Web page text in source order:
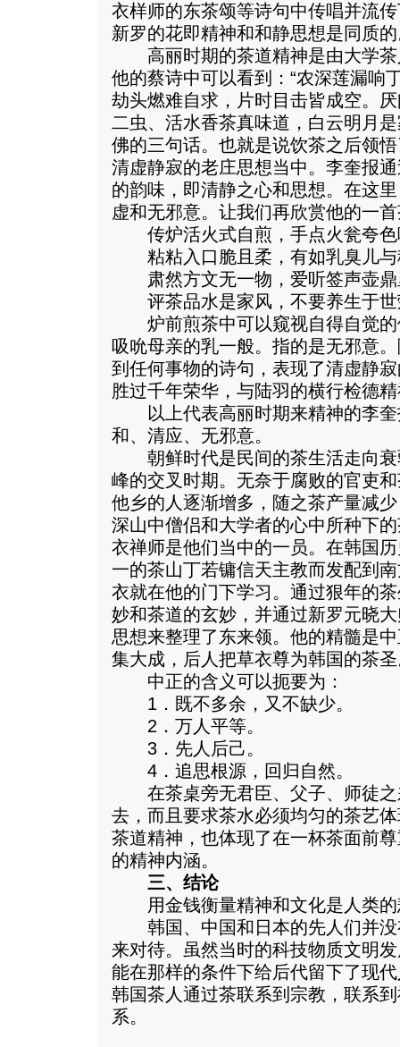
衣样师的东茶颂等诗句中传唱并流
新罗的花即精神和和静思想是同质
高丽时期的茶道精神是由大学茶
他的蔡诗中可以看到：“农深莲漏响
劫头燃难自求，片时目击皆成空。
二虫、活水香茶真味道，白云明月
佛的三句话。也就是说饮茶之后领
清虚静寂的老庄思想当中。李奎报
的韵味，即清静之心和思想。在这
虚和无邪意。让我们再欣赏他的一
传炉活火式自煎，手点火瓮夸色
粘粘入口脆且柔，有如乳臭儿与
肃然方文无一物，爱听签声壶鼎
评茶品水是家风，不要养生于世
炉前煎茶中可以窥视自得自觉的
吸吮母亲的乳一般。指的是无邪意
到任何事物的诗句，表现了清虚静
胜过千年荣华，与陆羽的横行检德
以上代表高丽时期来精神的李奎
和、清应、无邪意。
朝鲜时代是民间的茶生活走向衰
峰的交叉时期。无奈于腐败的官吏
他乡的人逐渐增多，随之茶产量减
深山中僧侣和大学者的心中所种下
衣禅师是他们当中的一员。在韩国
一的茶山丁若镛信天主教而发配到
衣就在他的门下学习。通过狠年的
妙和茶道的玄妙，并通过新罗元晓
思想来整理了东来领。他的精髓是
集大成，后人把草衣尊为韩国的茶
中正的含义可以扼要为：
1．既不多余，又不缺少。
2．万人平等。
3．先人后己。
4．追思根源，回归自然。
在茶桌旁无君臣、父子、师徒之
去，而且要求茶水必须均匀的茶艺
茶道精神，也体现了在一杯茶面前
的精神内涵。
三、结论
用金钱衡量精神和文化是人类的
韩国、中国和日本的先人们并没
来对待。虽然当时的科技物质文明
能在那样的条件下给后代留下了现
韩国茶人通过茶联系到宗教，联系
系。